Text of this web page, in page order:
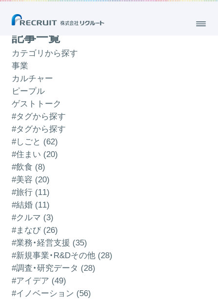
「キャリア」のブログ
記事一覧
カテゴリから探す
事業
カルチャー
ピープル
ゲストトーク
#タグから探す
#タグから探す
#しごと (62)
#住まい (20)
#飲食 (8)
#美容 (20)
#旅行 (11)
#結婚 (11)
#クルマ (3)
#まなび (26)
#業務・経営支援 (35)
#新規事業・R&Dその他 (28)
#調査・研究データ (28)
#アイデア (49)
#イノベーション (56)